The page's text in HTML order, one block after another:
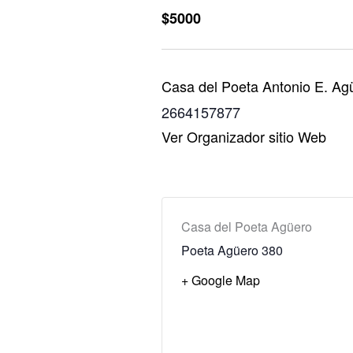
$5000
Casa del Poeta Antonio E.
2664157877
Ver Organizador sitio Web
Casa del Poeta Agüero
Poeta Agüero 380
+ Google Map